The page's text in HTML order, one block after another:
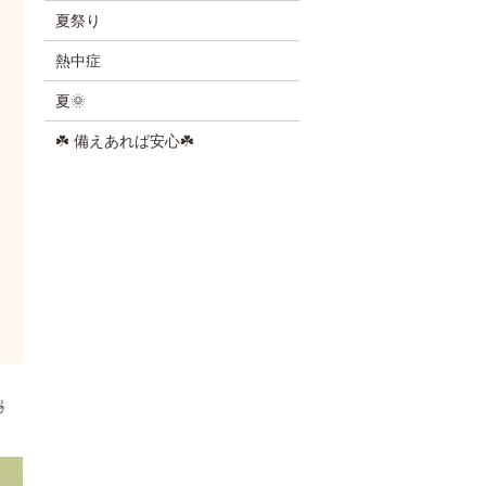
夏祭り
熱中症
夏🌞
☘️ 備えあれば安心☘️